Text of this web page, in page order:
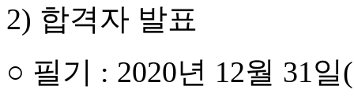
2) 합격자 발표
○ 필기 : 2020년 12월 31일